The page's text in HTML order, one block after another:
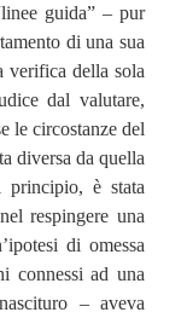
guida” – pur
di una sua
verifica della sola
dal valutare,
le circostanze del
diversa da quella
principio, è stata
respingere una
di omessa
connessi ad una
– aveva